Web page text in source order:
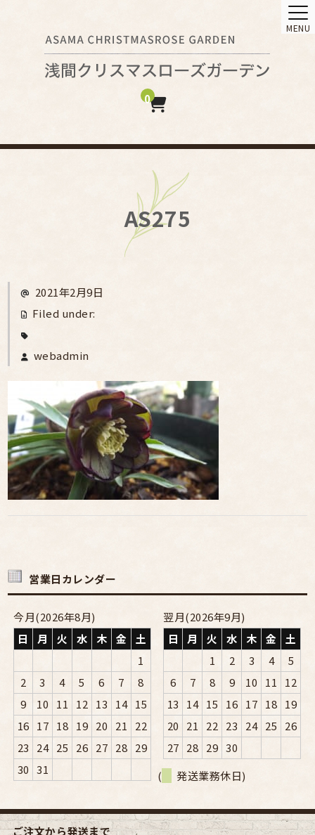
0
MENU
AS275
2021年2月9日
Filed under:
webadmin
営業日カレンダー
今月(2026年8月)
日
月 火 水 木 金
土
1
2
3 4 5 6 7
8
9
10 11 12 13 14 15
16 17 18 19 20 21
22
23
24 25 26 27 28 29
30 31
翌月(2026年9月)
日
月 火 水 木 金
土
1
2 3 4
5
6
7 8 9 10 11
12
13
14 15 16 17 18 19
20
21 22 23 24 25
26
27 28 29 30
(
発送業務休日)
ご注文から発送まで